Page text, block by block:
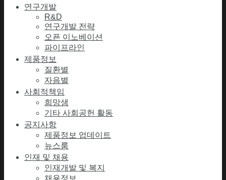
연구개발
R&D
연구개발 전략
오픈 이노베이션
파이프라인
제품정보
질환별
자음별
사회적책임
희망샘
기타 사회공헌 활동
공지사항
제품정보 업데이트
뉴스룸
인재 및 채용
인재개발 및 복지
채용정보